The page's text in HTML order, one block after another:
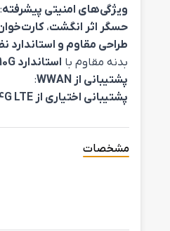
ویژگی‌های امنیتی پیشرفته:
حسگر اثر انگشت،
طراحی مقاوم و استاندارد
بدنه مقاوم با استاندارد MIL-STD 810G
پشتیبانی از WWAN
:
پشتیبانی اختیاری از 4G LTE
مشخصات